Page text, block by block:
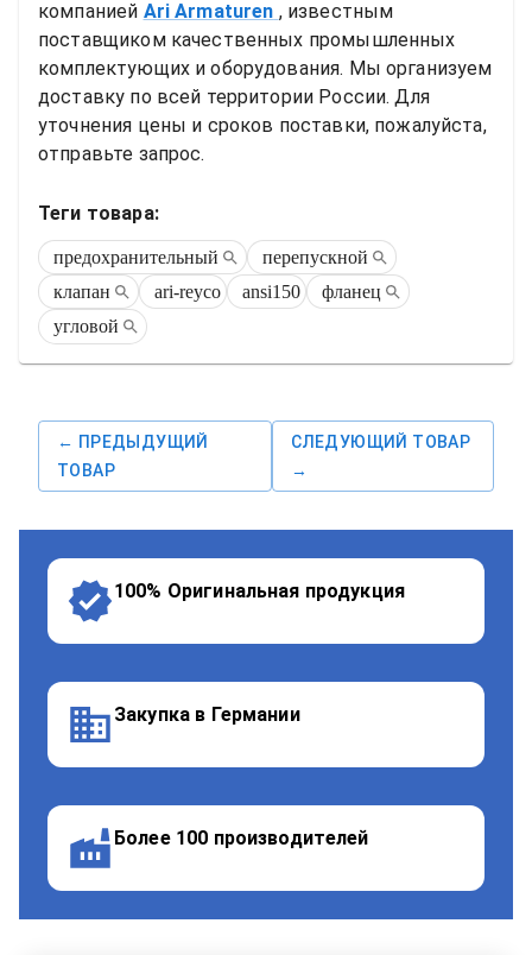
компанией Ari Armaturen , известным
поставщиком качественных промышленных
комплектующих и оборудования. Мы организуем
доставку по всей территории России. Для
уточнения цены и сроков поставки, пожалуйста,
отправьте запрос.
Теги товара:
предохранительный
перепускной
клапан
ari-reyco ansi150
фланец
угловой
← ПРЕДЫДУЩИЙ
ТОВАР
СЛЕДУЮЩИЙ ТОВАР
→
100% Оригинальная продукция
Закупка в Германии
Более 100 производителей